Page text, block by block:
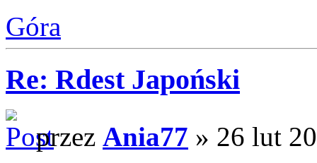
Góra
Re: Rdest Japoński
przez Ania77 » 26 lut